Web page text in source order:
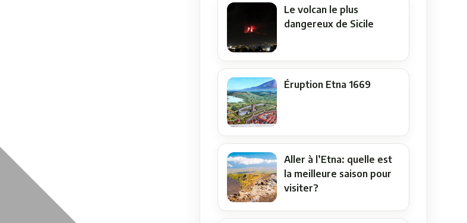
Le volcan le plus
dangereux de Sicile
Éruption Etna 1669
Aller à l’Etna: quelle est
la meilleure saison pour
visiter?